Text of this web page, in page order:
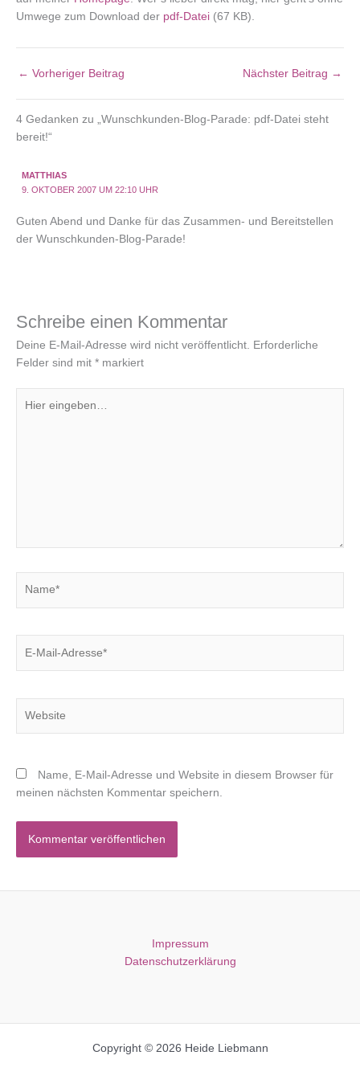
Umwege zum Download der pdf-Datei (67 KB).
← Vorheriger Beitrag Nächster Beitrag →
4 Gedanken zu „Wunschkunden-Blog-Parade: pdf-Datei steht
bereit!“
MATTHIAS
9. OKTOBER 2007 UM 22:10 UHR
Guten Abend und Danke für das Zusammen- und Bereitstellen
der Wunschkunden-Blog-Parade!
Schreibe einen Kommentar
Deine E-Mail-Adresse wird nicht veröffentlicht. Erforderliche
Felder sind mit * markiert
eingeben…
Mail-
Name, E-Mail-Adresse und Website in diesem Browser für
meinen nächsten Kommentar speichern.
Impressum
Datenschutzerklärung
Copyright © 2026 Heide Liebmann